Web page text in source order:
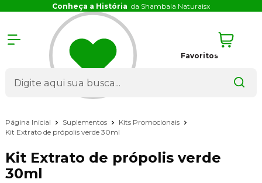
Conheça a História da Shambala Naturaisx
Favoritos
Página Inicial Suplementos
Kits Promocionais
Kit Extrato de própolis verde 30ml
Kit Extrato de própolis verde
30ml